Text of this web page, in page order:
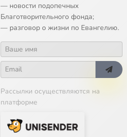
— новости подопечных
Благотворительного фонда;
— разговор о жизни по Евангелию.
Рассылки осуществляются на
платформе